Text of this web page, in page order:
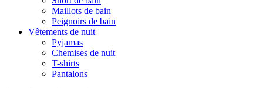
Maillots de bain
Peignoirs de bain
Vêtements de nuit
Pyjamas
Chemises de nuit
T-shirts
Pantalons